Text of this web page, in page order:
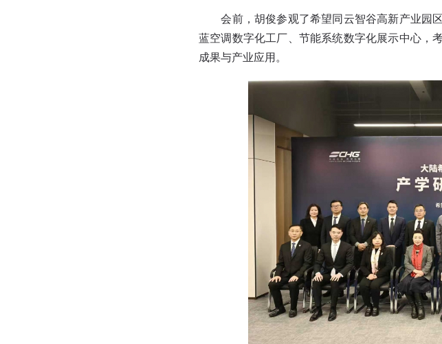
会前，胡俊参观了希望同云智谷高新产业园
蓝空调数字化工厂、节能系统数字化展示中心，
成果与产业应用。